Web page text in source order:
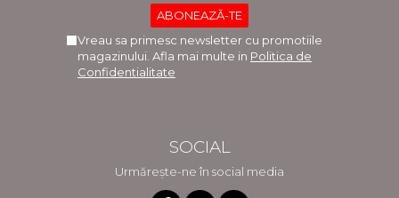
Vreau sa primesc newsletter cu promotiile
magazinului. Afla mai multe in Politica de
Confidentialitate
SOCIAL
Urmărește-ne în social media